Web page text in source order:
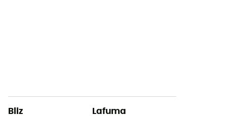
Bliz Lafuma